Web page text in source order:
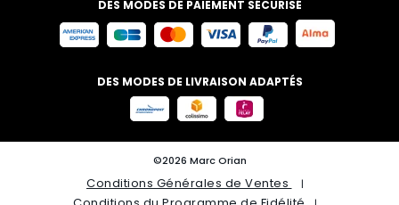
DES MODES DE PAIEMENT SÉCURISÉ
DES MODES DE LIVRAISON ADAPTÉS
©2026 Marc Orian
Conditions Générales de Ventes